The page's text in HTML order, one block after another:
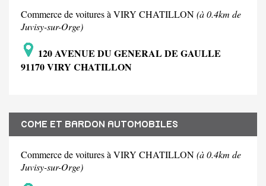
Commerce de voitures à VIRY CHATILLON(à 0.4km de
Juvisy-sur-Orge)
120 AVENUE DU GENERAL DE GAULLE
91170 VIRY CHATILLON
COME ET BARDON AUTOMOBILES
Commerce de voitures à VIRY CHATILLON(à 0.4km de
Juvisy-sur-Orge)